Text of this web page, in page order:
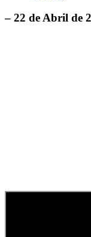
– 22 de Abril de